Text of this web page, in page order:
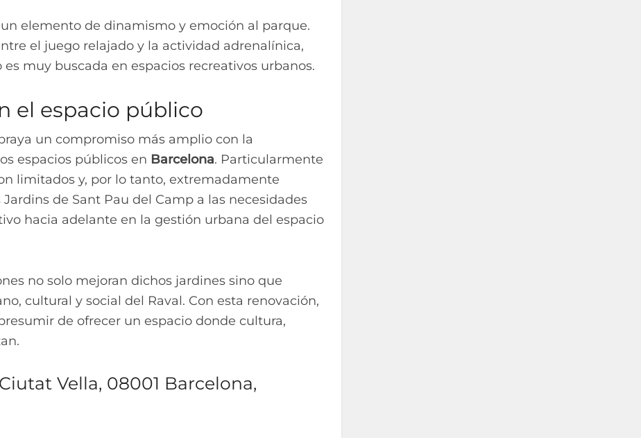
elemento de dinamismo y emoción al parque.
el juego relajado y la actividad adrenalínica,
muy buscada en espacios recreativos urbanos.
el espacio público
un compromiso más amplio con la
espacios públicos en Barcelona. Particularmente
limitados y, por lo tanto, extremadamente
de Sant Pau del Camp a las necesidades
hacia adelante en la gestión urbana del espacio
no solo mejoran dichos jardines sino que
cultural y social del Raval. Con esta renovación,
de ofrecer un espacio donde cultura,
Vella, 08001 Barcelona,